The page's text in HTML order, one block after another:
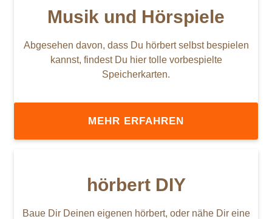
Musik und Hörspiele
Abgesehen davon, dass Du hörbert selbst bespielen
kannst, findest Du hier tolle vorbespielte
Speicherkarten.
MEHR ERFAHREN
hörbert DIY
Baue Dir Deinen eigenen hörbert, oder nähe Dir eine